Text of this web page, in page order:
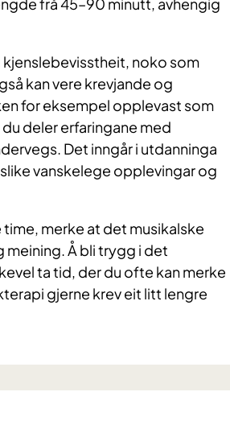
frå 45–90 minutt, avhengig
kjenslebevisstheit, noko som
kan vere krevjande og
for eksempel opplevast som
deler erfaringane med
Det inngår i utdanninga
vanskelege opplevingar og
merke at det musikalske
Å bli trygg i det
ta tid, der du ofte kan merke
gjerne krev eit litt lengre